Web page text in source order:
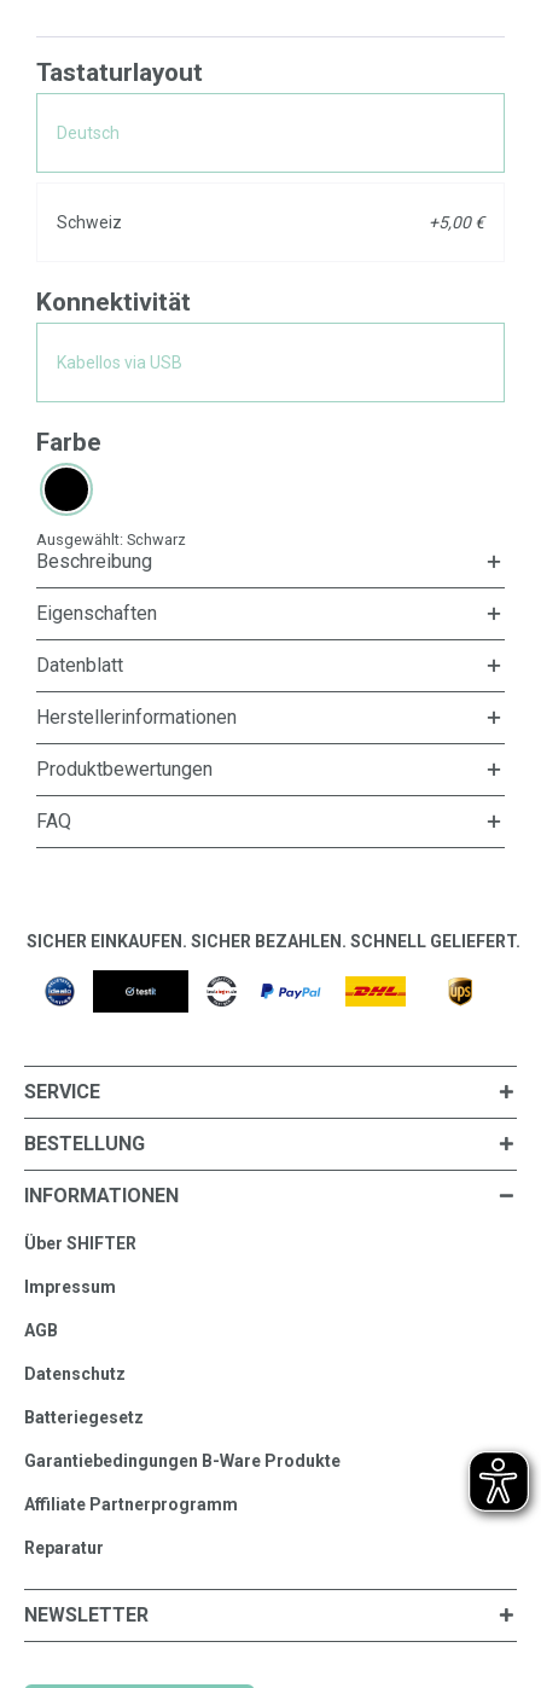
Tastaturlayout
Deutsch
Schweiz +5,00 €
Konnektivität
Kabellos via USB
Farbe
Ausgewählt: Schwarz
Beschreibung
Eigenschaften
Datenblatt
Herstellerinformationen
Produktbewertungen
FAQ
SICHER EINKAUFEN. SICHER BEZAHLEN. SCHNELL GELIEFERT.
SERVICE
BESTELLUNG
INFORMATIONEN
Über SHIFTER
Impressum
AGB
Datenschutz
Batteriegesetz
Garantiebedingungen B-Ware Produkte
Affiliate Partnerprogramm
Reparatur
NEWSLETTER